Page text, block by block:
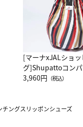
[マーナxJALショッ
グ]Shupattoコン
グ Drop JAL客室乗
3,960円 （税込）
ングスリッポンシューズ